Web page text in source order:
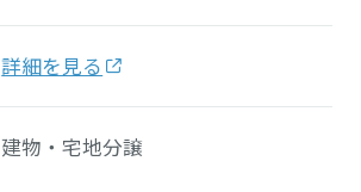
詳細を見る
建物・宅地分譲